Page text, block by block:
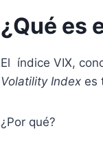
¿Qué es
El índice VIX,
Volatility Index es
¿Por qué?